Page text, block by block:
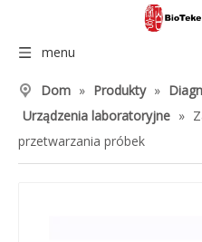
menu
Dom » Produkty »
Urządzenia laboratoryjne »
przetwarzania próbek